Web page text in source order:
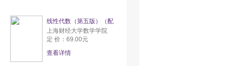
线性代数（第五版）（配
上海财经大学数学学院
定 价：69.00元
查看详情